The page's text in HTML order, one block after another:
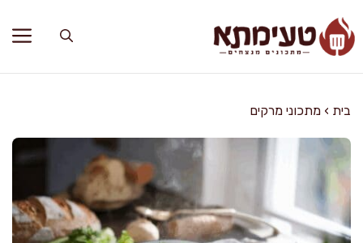
לתוכן
בית › מתכוני מרקים